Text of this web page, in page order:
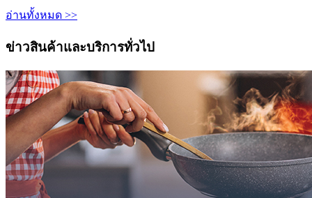
อ่านทั้งหมด >>
ข่าวสินค้าและบริการทั่วไป